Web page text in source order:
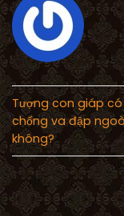
Tượng con giáp
chống va đập
không?